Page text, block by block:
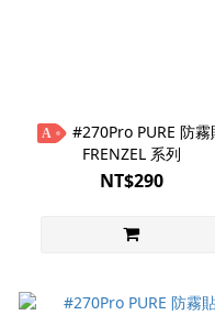
A
FRENZEL 系列
NT$290